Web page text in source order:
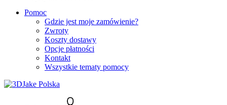
Pomoc
Gdzie jest moje zamówienie?
Zwroty
Koszty dostawy
Opcje płatności
Kontakt
Wszystkie tematy pomocy